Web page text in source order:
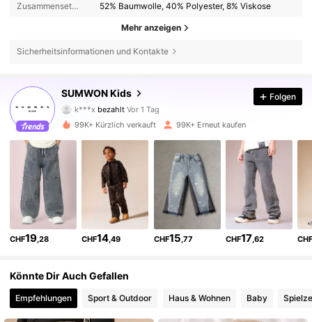
Zusammensetzung: 52% Baumwolle, 40% Polyester, 8% Viskose
Mehr anzeigen
Sicherheitsinformationen und Kontakte
SUMWON Kids
4,90
289K Follower
k***x bezahltVor 1 Tag
Vor 4 Stunden gefolgt
4,90 289K Follower
289K Follower
4,90 289K Follower
4,90 289K Follower
Folgen
99K+ Kürzlich verkauft 99K+ Erneut kaufen
CHF19,28 CHF14,49 CHF15,77 CHF17,62 CHF
Könnte Dir Auch Gefallen
Empfehlungen Sport & Outdoor Haus & Wohnen Baby